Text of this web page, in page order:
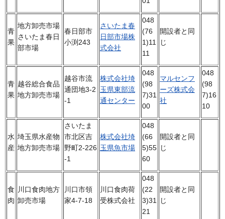
青
果
地方卸売市場
さいたま春日
部市場
春日部市
小渕243
さいたま春
日部市場株
式会社
048
(76
1)11
11
開設者と同
じ
青
果
越谷総合食品
地方卸売市場
越谷市流
通団地3-2
-1
株式会社埼
玉県東部流
通センター
048
(98
7)31
00
マルセンフ
ーズ株式会
社
048
(98
7)16
10
水
産
埼玉県水産物
地方卸売市場
さいたま
市北区吉
野町2-226
-1
株式会社埼
玉県魚市場
048
(66
5)55
60
開設者と同
じ
食
肉
川口食肉地方
卸売市場
川口市領
家4-7-18
川口食肉荷
受株式会社
048
(22
3)31
21
開設者と同
じ